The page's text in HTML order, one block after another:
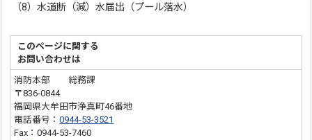
（8）水道断（減）水届出（プール落水）
このページに関する
お問い合わせは
消防本部 総務課
〒836-0844
福岡県大牟田市浄真町46番地
電話番号：0944-53-3521
Fax：0944-53-7460